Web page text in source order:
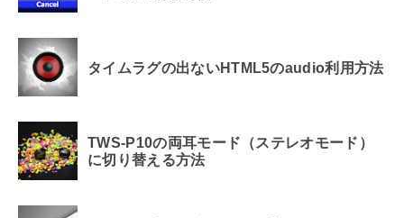
タイムラグの出ないHTML5のaudio利用方法
TWS-P10の両耳モード（ステレオモード）
に切り替える方法